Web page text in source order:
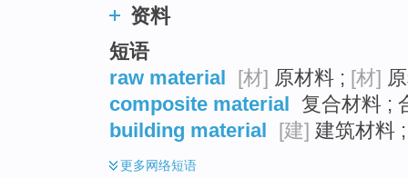
资料
短语
raw material [材] 原材料 ; [材]
composite material 复合材料 ;
building material [建] 建筑材料
更多网络短语